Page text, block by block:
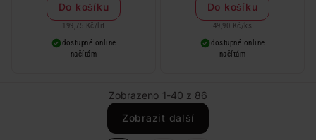
Do košíku
199,75 Kč / lit
dostupné online
načítám
Do košíku
49,90 Kč / ks
dostupné online
načítám
Zobrazeno 1-40 z 86
Zobrazit další